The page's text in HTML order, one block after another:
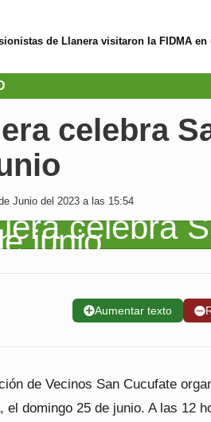
de Llanera visitaron la FIDMA
celebra
Junio del 2023 a las 15:54
➕Aumentar texto ➖
de Vecinos San Cucufate
el domingo 25 de junio. A las 12